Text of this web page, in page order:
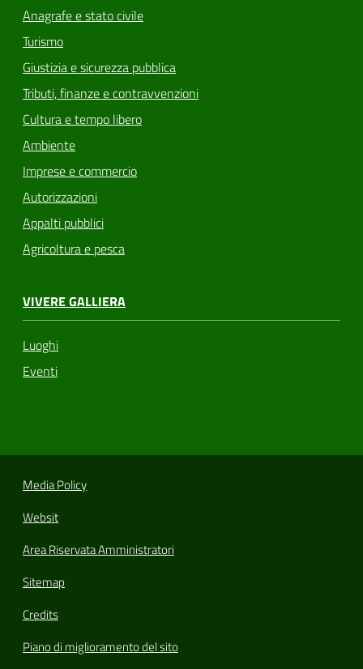
Anagrafe e stato civile
Turismo
Giustizia e sicurezza pubblica
Tributi, finanze e contravvenzioni
Cultura e tempo libero
Ambiente
Imprese e commercio
Autorizzazioni
Appalti pubblici
Agricoltura e pesca
VIVERE GALLIERA
Luoghi
Eventi
Media Policy
Websit
Area Riservata Amministratori
Sitemap
Credits
Piano di miglioramento del sito